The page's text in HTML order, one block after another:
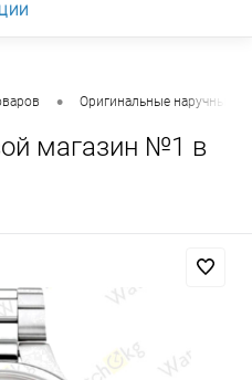
• Оригинальные наручные
магазин №1 в